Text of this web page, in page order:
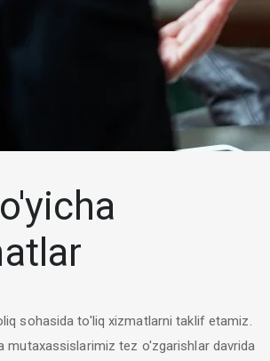
sohasida to'liq xizmatlarni taklif etamiz.
mutaxassislarimiz tez o'zgarishlar davrida